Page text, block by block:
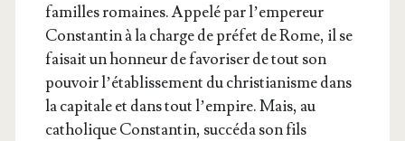
familles romaines. Appe­lé par l’empereur
Constan­tin à la charge de pré­fet de Rome, il se
fai­sait un hon­neur de favo­ri­ser de tout son
pou­voir l’é­ta­blis­se­ment du chris­tia­nisme dans
la capi­tale et dans tout l’empire. Mais, au
catho­lique Constan­tin, suc­cé­da son fils